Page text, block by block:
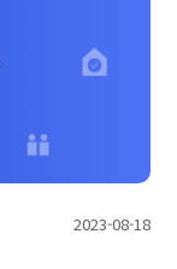
2023-08-18